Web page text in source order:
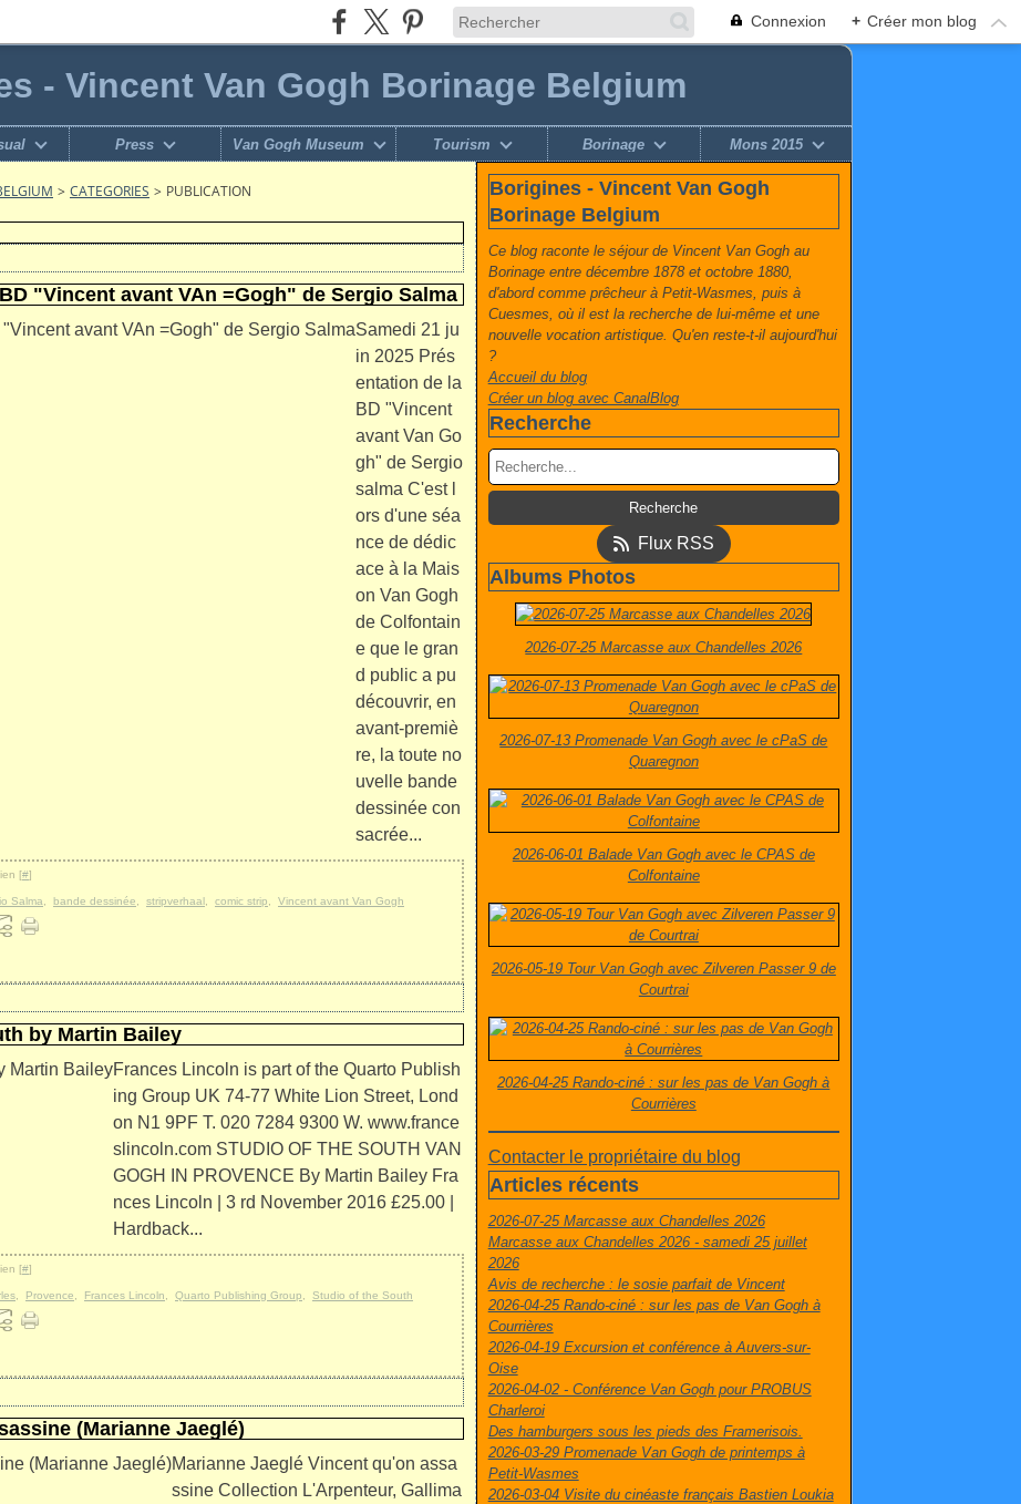
Connexion + Créer mon blog
- Vincent Van Gogh Borinage Belgium
Press Van Gogh Museum Tourism Borinage Mons 2015
> CATEGORIES > PUBLICATION
"Vincent avant VAn =Gogh" de Sergio Salma
Samedi 21 ju
in 2025 Prés
entation de la
BD "Vincent
avant Van Go
gh" de Sergio
salma C'est l
ors d'une séa
nce de dédic
ace à la Mais
on Van Gogh
de Colfontain
e que le gran
d public a pu
découvrir, en
avant-premiè
re, la toute no
uvelle bande
dessinée con
sacrée...
[#]
Salma bande dessinée stripverhaal comic strip Vincent avant Van Gogh
by Martin Bailey
Frances Lincoln is part of the Quarto Publish
ing Group UK 74-77 White Lion Street, Lond
on N1 9PF T. 020 7284 9300 W. www.france
slincoln.com STUDIO OF THE SOUTH VAN
GOGH IN PROVENCE By Martin Bailey Fra
nces Lincoln | 3 rd November 2016 £25.00 |
Hardback...
[#]
Provence Frances Lincoln Quarto Publishing Group Studio of the South
(Marianne Jaeglé)
Marianne Jaeglé Vincent qu'on assa
ssine Collection L'Arpenteur, Gallima
Borigines - Vincent Van Gogh
Borinage Belgium
Ce blog raconte le séjour de Vincent Van Gogh au
Borinage entre décembre 1878 et octobre 1880,
d'abord comme prêcheur à Petit-Wasmes, puis à
Cuesmes, où il est la recherche de lui-même et une
nouvelle vocation artistique. Qu'en reste-t-il aujourd'hui
?
Accueil du blog
Créer un blog avec CanalBlog
Recherche
Flux RSS
Albums Photos
2026-07-25 Marcasse aux Chandelles 2026
2026-07-13 Promenade Van Gogh avec le cPaS de
Quaregnon
2026-06-01 Balade Van Gogh avec le CPAS de
Colfontaine
2026-05-19 Tour Van Gogh avec Zilveren Passer 9 de
Courtrai
2026-04-25 Rando-ciné : sur les pas de Van Gogh à
Courrières
Contacter le propriétaire du blog
Articles récents
2026-07-25 Marcasse aux Chandelles 2026
Marcasse aux Chandelles 2026 - samedi 25 juillet
2026
Avis de recherche : le sosie parfait de Vincent
2026-04-25 Rando-ciné : sur les pas de Van Gogh à
Courrières
2026-04-19 Excursion et conférence à Auvers-sur-
Oise
2026-04-02 - Conférence Van Gogh pour PROBUS
Charleroi
Des hamburgers sous les pieds des Framerisois.
2026-03-29 Promenade Van Gogh de printemps à
Petit-Wasmes
2026-03-04 Visite du cinéaste français Bastien Loukia